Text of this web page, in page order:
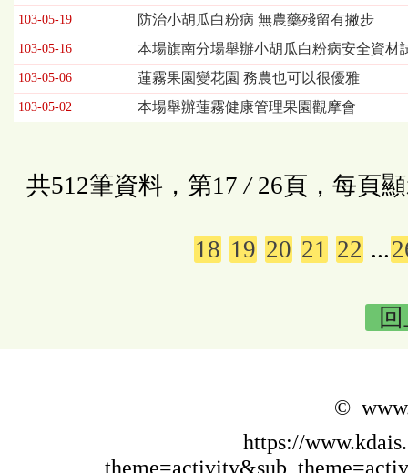
103-05-19 防治小胡瓜白粉病 無農藥殘留有撇步
103-05-16 本場旗南分場舉辦小胡瓜白粉病安全資材
103-05-06 蓮霧果園變花園 務農也可以很優雅
103-05-02 本場舉辦蓮霧健康管理果園觀摩會
共512筆資料，第17 / 26頁，每頁
18 19 20 21 22 ...
©
https://